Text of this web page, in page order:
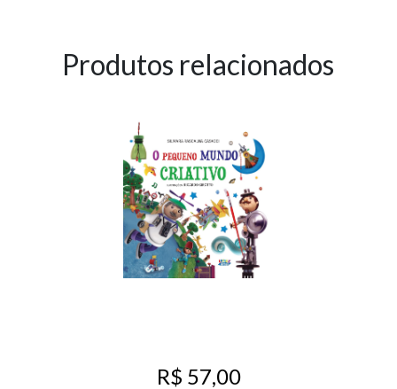
Produtos relacionados
R$ 57,00